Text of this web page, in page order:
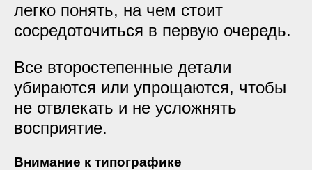
легко понять, на чем стоит
сосредоточиться в первую очередь.
Все второстепенные детали
убираются или упрощаются, чтобы
не отвлекать и не усложнять
восприятие.
Внимание к типографике